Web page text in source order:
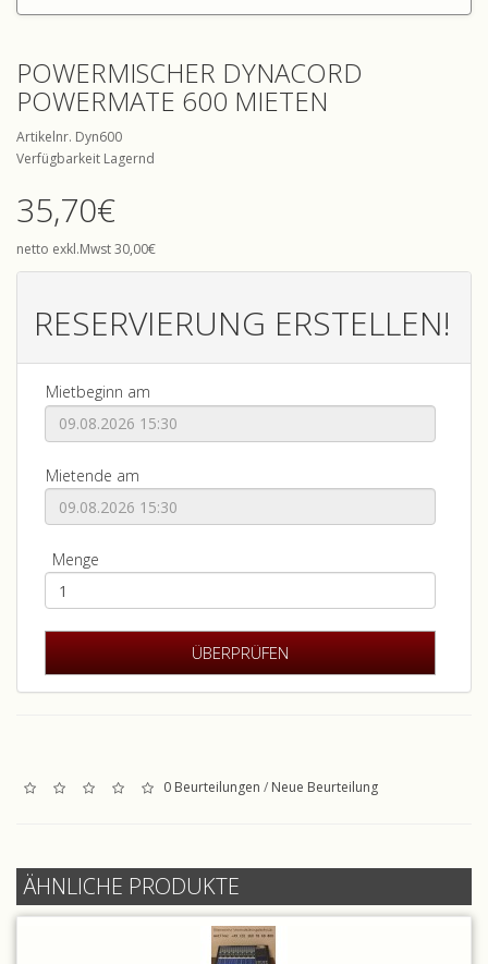
POWERMISCHER DYNACORD
POWERMATE 600 MIETEN
Artikelnr. Dyn600
Verfügbarkeit Lagernd
35,70€
netto exkl.Mwst 30,00€
RESERVIERUNG ERSTELLEN!
Mietbeginn am
Mietende am
Menge
0 Beurteilungen / Neue Beurteilung
ÄHNLICHE PRODUKTE